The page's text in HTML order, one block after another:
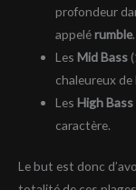
profondeur
appelérumble.
LesMid Bass
chaleureux de
LesHigh Bass
caractère.
Le but est donc